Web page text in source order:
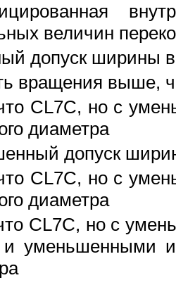
величин
допуск ширины
вращения выше,
CL7C, но с
диаметра
допуск
CL7C, но с
диаметра
CL7C, но с
и уменьшенными